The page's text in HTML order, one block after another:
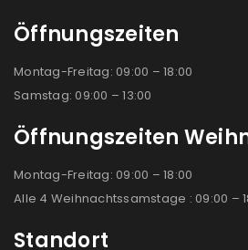
Öffnungszeiten
Montag-Freitag: 09:00 – 18:00
Samstag: 09:00 – 13:00
Öffnungszeiten
Montag-Freitag: 09:00 – 18:00
Alle 4 Weihnachtssamstage : 09:00 –
Standort